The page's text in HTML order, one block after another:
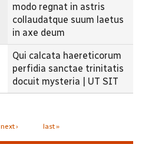
modo regnat in astris
collaudatque suum laetus
in axe deum
Qui calcata haereticorum
perfidia sanctae trinitatis
docuit mysteria | UT SIT
next › last »